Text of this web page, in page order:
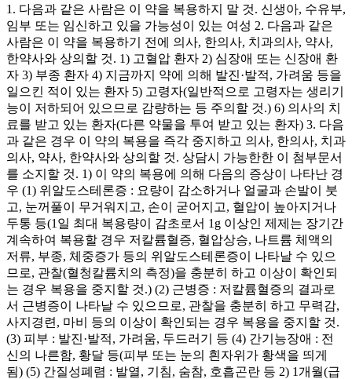
1. 다음과 같은 사람은 이 약을 복용하지 말 것. 신생아, 수유부,
임부 또는 임신하고 있을 가능성이 있는 여성 2. 다음과 같은
사람은 이 약을 복용하기 전에 의사, 한의사, 치과의사, 약사,
한약사와 상의할 것. 1) 고혈압 환자 2) 심장애 또는 신장애 환
자 3) 부종 환자 4) 지금까지 약에 의해 발진·발적, 가려움 등을
일으킨 적이 있는 환자 5) 고령자(일반적으로 고령자는 생리기
능이 저하되어 있으므로 감량하는 등 주의할 것.) 6) 의사의 치
료를 받고 있는 환자(다른 약물을 투여 받고 있는 환자) 3. 다음
과 같은 경우 이 약의 복용을 즉각 중지하고 의사, 한의사, 치과
의사, 약사, 한약사와 상의할 것. 상담시 가능한한 이 첨부문서
를 소지할 것. 1) 이 약의 복용에 의해 다음의 증상이 나타난 경
우 (1) 위알도스테론증 : 요량이 감소하거나 얼굴과 손발이 붓
고, 눈꺼풀이 무거워지고, 손이 굳어지고, 혈압이 높아지거나
두통 등(1일 최대 복용량이 감초로서 1g 이상인 제제는 장기간
계속하여 복용할 경우 저칼륨혈증, 혈압상승, 나트륨 체액의
저류, 부종, 체중증가 등의 위알도스테론증이 나타날 수 있으
므로, 관찰(혈청칼륨치의 측정)을 충분히 하고 이상이 확인되
는 경우 복용을 중지할 것.) (2) 근병증 : 저칼륨혈증의 결과로
서 근병증이 나타날 수 있으므로, 관찰을 충분히 하고 무력감,
사지경련, 마비 등의 이상이 확인되는 경우 복용을 중지할 것.
(3) 피부 : 발진·발적, 가려움, 두드러기 등 (4) 간기능장애 : 전
신의 나른함, 황달 등(피부 또는 눈의 흰자위가 황색을 띄게
됨) (5) 간질성폐렴 : 발열, 기침, 숨참, 호흡곤란 등 2) 1개월(급